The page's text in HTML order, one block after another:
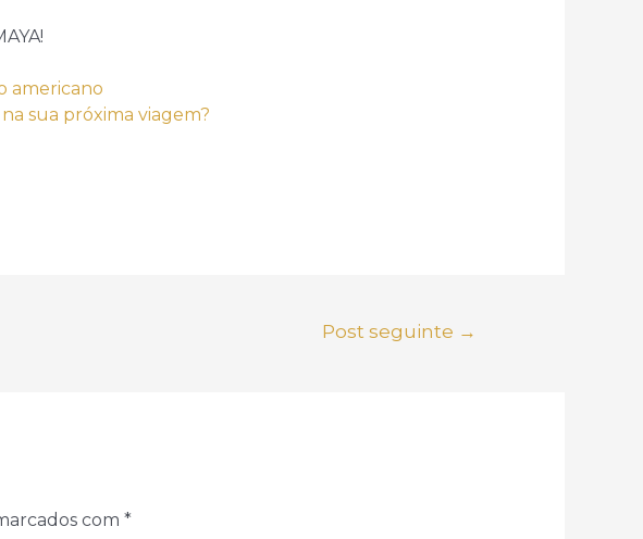
americano
sua próxima viagem?
Post seguinte →
com *